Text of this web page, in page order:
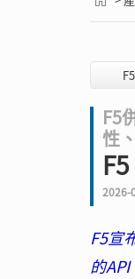
F5
F5
性
2026-
F5宣
的